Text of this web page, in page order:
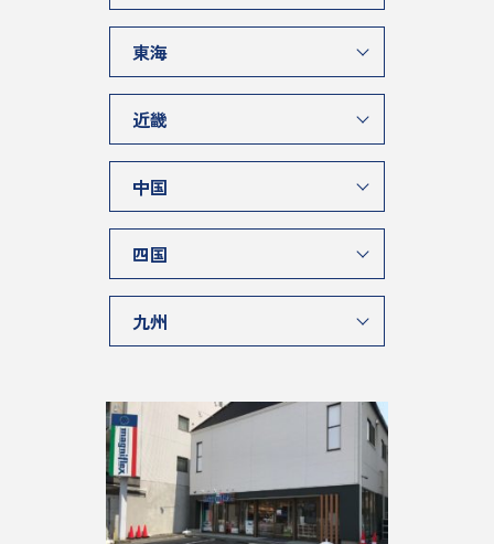
東海
近畿
中国
四国
九州